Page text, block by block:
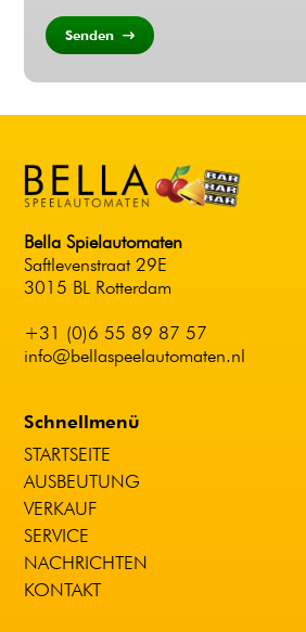
Senden
Bella Spielautomaten
Saftlevenstraat 29E
3015 BL Rotterdam
+31 (0)6 55 89 87 57
info@bellaspeelautomaten.nl
Schnellmenü
STARTSEITE
AUSBEUTUNG
VERKAUF
SERVICE
NACHRICHTEN
KONTAKT